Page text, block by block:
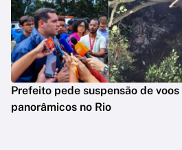
Prefeito pede suspensão de voos
panorâmicos no Rio